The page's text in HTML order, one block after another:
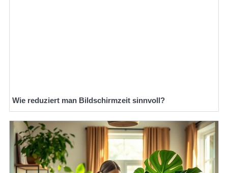
Wie reduziert man Bildschirmzeit sinnvoll?